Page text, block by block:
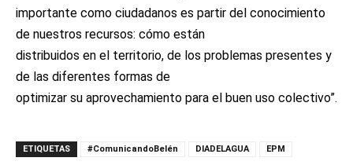
importante como ciudadanos es partir del conocimiento
de nuestros recursos: cómo están
distribuidos en el territorio, de los problemas presentes y
de las diferentes formas de
optimizar su aprovechamiento para el buen uso colectivo”.
ETIQUETAS #ComunicandoBelén DIADELAGUA EPM